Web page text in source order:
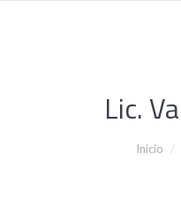
Lic.
Inicio